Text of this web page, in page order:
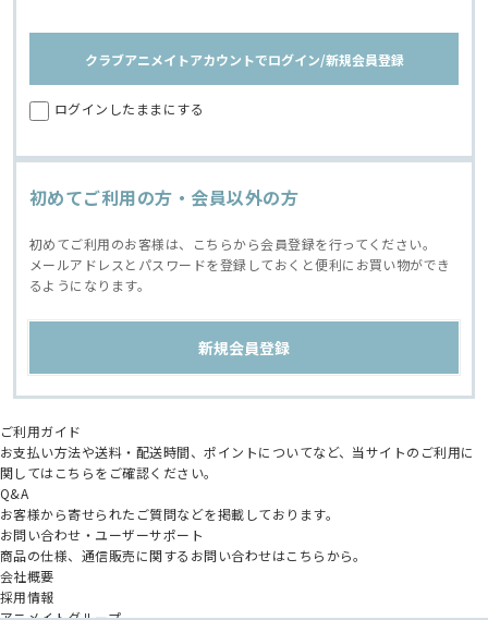
クラブアニメイトアカウントでログイン/新規会員登録
ログインしたままにする
初めてご利用の方・会員以外の方
初めてご利用のお客様は、こちらから会員登録を行ってください。
メールアドレスとパスワードを登録しておくと便利にお買い物ができ
るようになります。
ご利用ガイド
お支払い方法や送料・配送時間、ポイントについてなど、当サイトのご利用に
関してはこちらをご確認ください。
Q&A
お客様から寄せられたご質問などを掲載しております。
お問い合わせ・ユーザーサポート
商品の仕様、通信販売に関するお問い合わせはこちらから。
会社概要
採用情報